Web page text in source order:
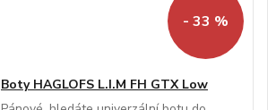
- 33 %
Boty HAGLOFS L.I.M FH GTX Low